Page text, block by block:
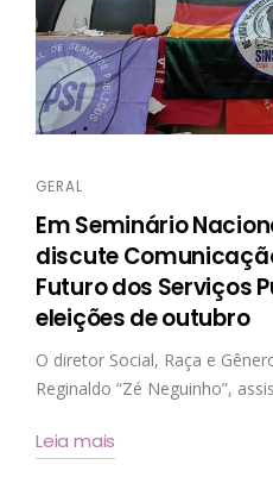
GERAL
Em Seminário
discute
Futuro dos Serviços
eleições de outubro
O diretor Social, Raça e
Reginaldo “Zé Neguinho”,
Leia mais